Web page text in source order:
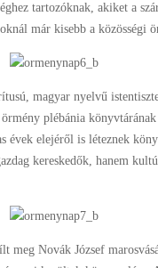
tartozóknak, akiket a
már kisebb a közösségi
magyar nyelvű
plébánia
évek elejéről is léteznek
kereskedők, hanem
meg Novák József